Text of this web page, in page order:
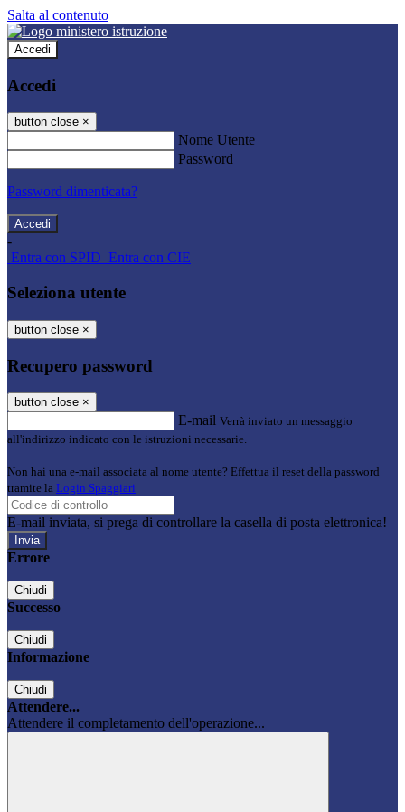
Salta al contenuto
Accedi
Accedi
button close ×
Nome Utente
Password
Password dimenticata?
-
Entra con SPID Entra con CIE
Seleziona utente
button close ×
Recupero password
button close ×
E-mail Verrà inviato un messaggio
all'indirizzo indicato con le istruzioni necessarie.
Non hai una e-mail associata al nome utente? Effettua il reset della password
tramite la Login Spaggiari
E-mail inviata, si prega di controllare la casella di posta elettronica!
Errore
Chiudi
Successo
Chiudi
Informazione
Chiudi
Attendere...
Attendere il completamento dell'operazione...